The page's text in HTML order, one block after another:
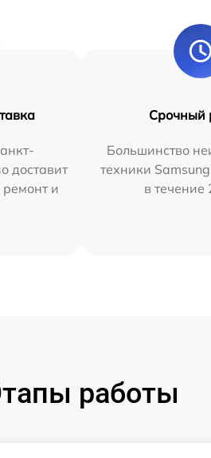
доставит
ремонт и
Срочный
Большинство
техники
в течение
работы